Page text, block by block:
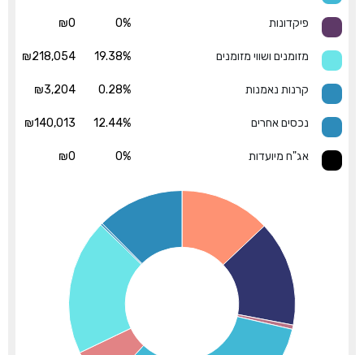
פיקדונות 0%
₪0
מזומנים ושווי מזומנים 19.38%
₪218,054
קרנות נאמנות 0.28%
₪3,204
נכסים אחרים 12.44%
₪140,013
אג"ח מיועדות 0%
₪0